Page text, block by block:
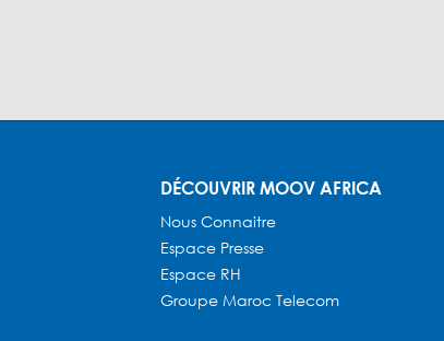
DÉCOUVRIR MOOV AFRICA
Nous Connaitre
Espace Presse
Espace RH
Groupe Maroc Telecom